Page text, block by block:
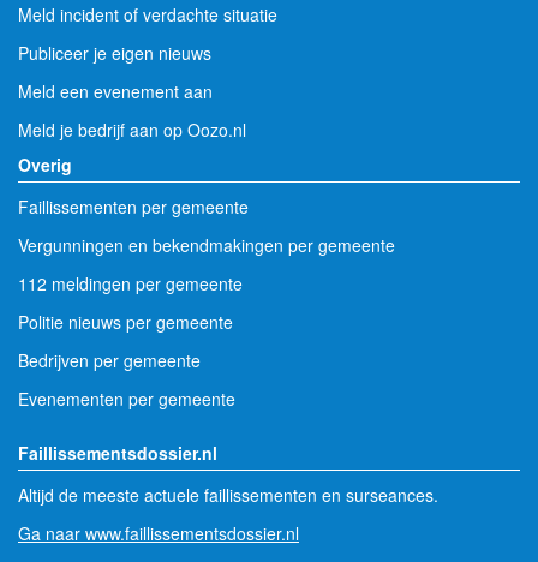
Meld incident of verdachte situatie
Publiceer je eigen nieuws
Meld een evenement aan
Meld je bedrijf aan op Oozo.nl
Overig
Faillissementen per gemeente
Vergunningen en bekendmakingen per gemeente
112 meldingen per gemeente
Politie nieuws per gemeente
Bedrijven per gemeente
Evenementen per gemeente
Faillissementsdossier.nl
Altijd de meeste actuele faillissementen en surseances.
Ga naar www.faillissementsdossier.nl